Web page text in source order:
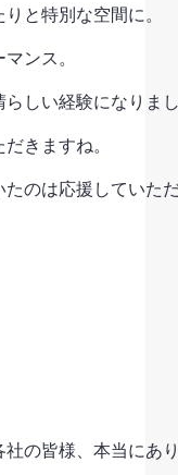
と特別な空間に。
ンス。
しい経験になりま
きますね。
のは応援していた
の皆様、本当にあ